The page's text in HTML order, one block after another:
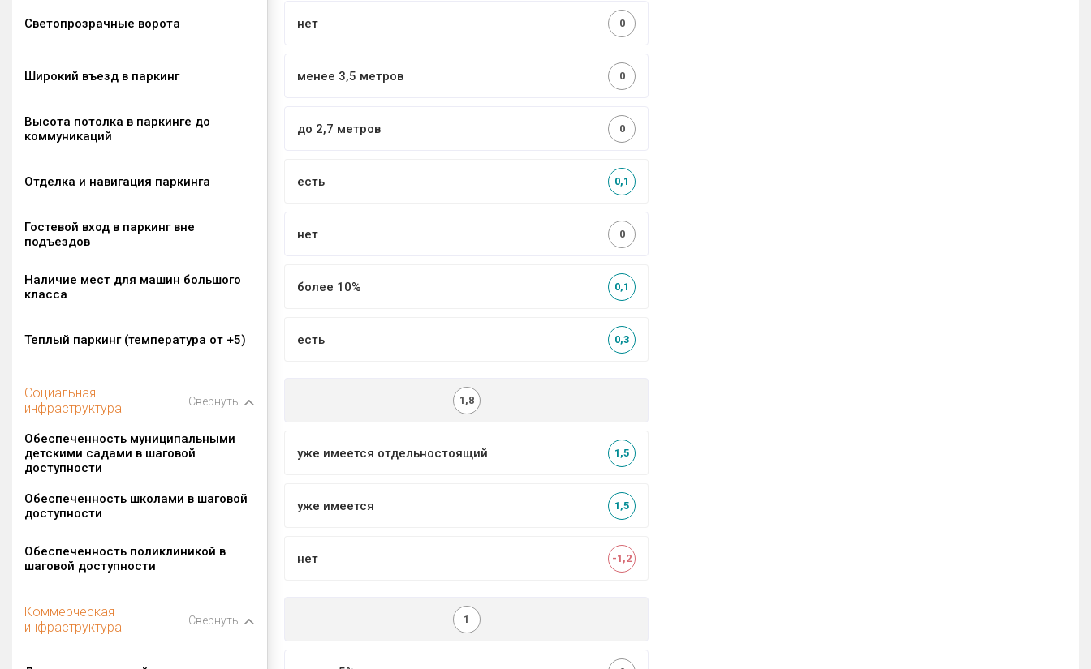
Светопрозрачные ворота нет 0
Широкий въезд в паркинг менее 3,5 метров 0
Высота потолка в паркинге до
коммуникаций
до 2,7 метров 0
Отделка и навигация паркинга есть 0,1
Гостевой вход в паркинг вне
подъездов
нет 0
Наличие мест для машин большого
класса
более 10% 0,1
Теплый паркинг (температура от +5) есть 0,3
Социальная
инфраструктура
Свернуть 1,8
Обеспеченность муниципальными
детскими садами в шаговой
доступности
уже имеется отдельностоящий 1,5
Обеспеченность школами в шаговой
доступности
уже имеется 1,5
Обеспеченность поликлиникой в
шаговой доступности
нет -1,2
Коммерческая
инфраструктура
Свернуть 1